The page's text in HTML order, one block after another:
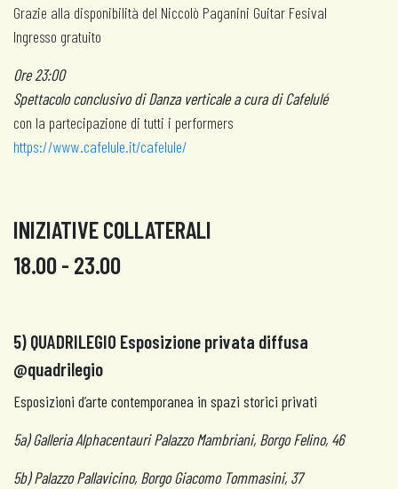
Grazie alla disponibilità del Niccolò Paganini Guitar Fesival
Ingresso gratuito
Ore 23:00
Spettacolo conclusivo diDanza verticale a cura di Cafelulé
con la partecipazione di tutti i performers
https://www.cafelule.it/cafelule/
INIZIATIVE COLLATERALI
18.00 - 23.00
5) QUADRILEGIO Esposizione privata diffusa
@quadrilegio
Esposizioni d’arte contemporanea in spazi storici privati
5a) Galleria Alphacentauri Palazzo Mambriani, Borgo Felino, 46
5b) Palazzo Pallavicino, Borgo Giacomo Tommasini, 37